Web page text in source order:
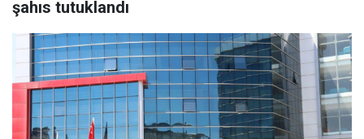
şahıs tutuklandı